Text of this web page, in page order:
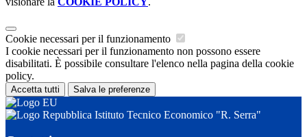
Cookie necessari per il funzionamento
I cookie necessari per il funzionamento non possono essere
disabilitati. È possibile consultare l'elenco nella pagina della cookie
policy.
Accetta tutti Salva le preferenze
Istituto Tecnico Economico "R. Serra"